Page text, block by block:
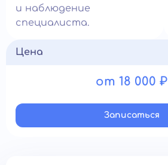
и наблюдение
специалиста.
Цена
от 18 000 ₽
Записатьcя